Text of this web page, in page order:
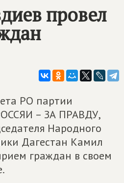
провел
РО партии
– ЗА ПРАВДУ,
Народного
Дагестан Камил
граждан в своем